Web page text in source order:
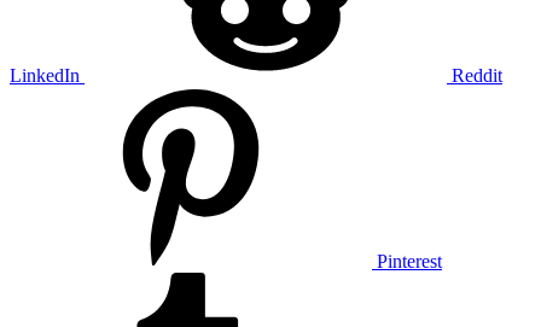
LinkedIn Reddit
Pinterest